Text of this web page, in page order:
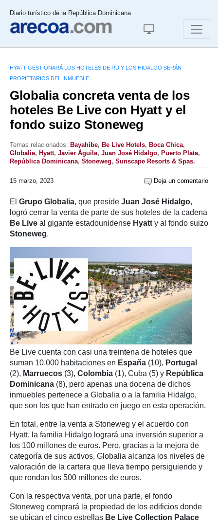
Diario turístico de la República Dominicana
HYATT GESTIONARÁ LOS HOTELES DE RD Y LOS HIDALGO SERÁN
PROPIETARIOS DEL INMUEBLE
Globalia concreta venta de los
hoteles Be Live con Hyatt y el
fondo suizo Stoneweg
Temas relacionados: Bayahíbe, Be Live Hotels, Boca Chica,
Globalia, Hyatt, Javier Águila, Juan José Hidalgo, Puerto Plata,
República Dominicana, Stoneweg, Sunscape Resorts & Spas.
15 marzo, 2023 Deja un comentario
El Grupo Globalia, que preside Juan José Hidalgo,
logró cerrar la venta de parte de sus hoteles de la cadena
Be Live al gigante estadounidense Hyatt y al fondo suizo
Stoneweg.
Be Live cuenta con casi una treintena de hoteles que
suman 10.000 habitaciones en España (10), Portugal
(2), Marruecos (3), Colombia (1), Cuba (5) y República
Dominicana (8), pero apenas una docena de dichos
inmuebles pertenece a Globalia o a la familia Hidalgo,
que son los que han entrado en juego en esta operación.
En total, entre la venta a Stoneweg y el acuerdo con
Hyatt, la familia Hidalgo logrará una inversión superior a
los 100 millones de euros. Pero, gracias a la mejora de
categoría de sus activos, Globalia alcanza los niveles de
valoración de la cartera que lleva tiempo persiguiendo y
que rondan los 500 millones de euros.
Con la respectiva venta, por una parte, el fondo
Stoneweg comprará la propiedad de los edificios donde
se ubican el cinco estrellas Be Live Collection Palace